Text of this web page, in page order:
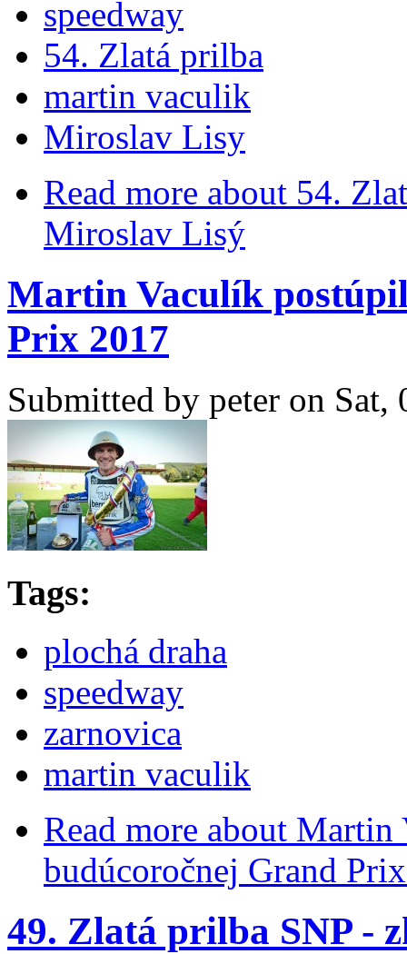
speedway
54. Zlatá prilba
martin vaculik
Miroslav Lisy
Read more about 54.
Miroslav Lisý
Martin Vaculík
Prix 2017
Submitted by peter on Sat,
Tags:
plochá draha
speedway
zarnovica
martin vaculik
Read more about Martin
budúcoročnej Grand
49. Zlatá prilba SNP -